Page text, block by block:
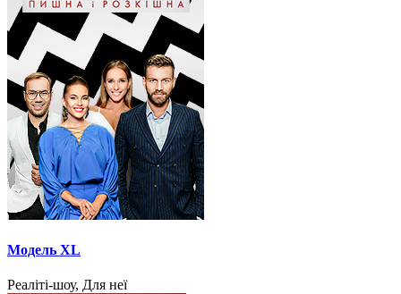
Модель XL
Реаліті-шоу, Для неї